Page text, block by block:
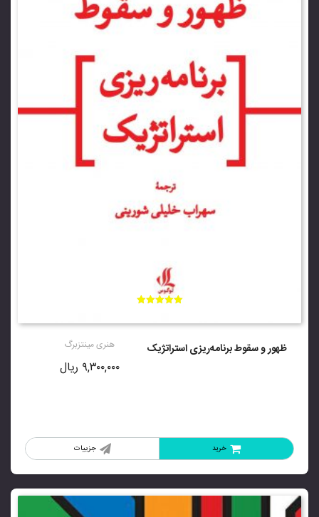
ظهور و سقوط برنامه‌ریزی استراتژیک هنری مینتزبرگ
۹,۳۰۰,۰۰۰ ریال
جزییات خرید